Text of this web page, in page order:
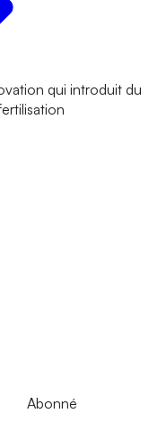
qui introduit du
Abonné